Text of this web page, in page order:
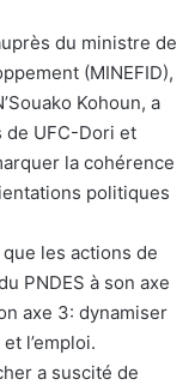
du ministre de
(MINEFID),
Kohoun, a
de UFC-Dori et
la cohérence
politiques
les actions de
PNDES à son axe
axe 3: dynamiser
l’emploi.
a suscité de